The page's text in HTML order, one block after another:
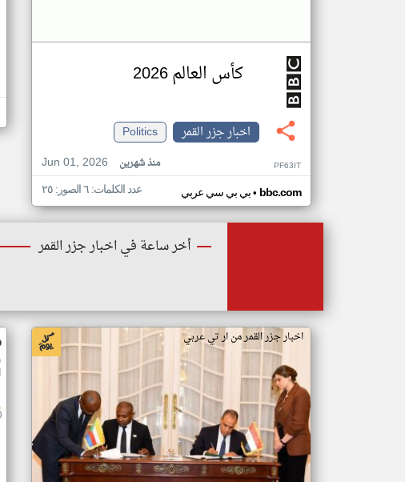
كأس العالم 2026
اخبار جزر القمر
Politics
Jun 01, 2026
منذ شهرين PF63IT
بي بي سي عربي• bbc.com عدد الكلمات: ٦ الصور: ٢٥
أخر ساعة في اخبار جزر القمر
اخبار جزر القمر من ار تي عربي